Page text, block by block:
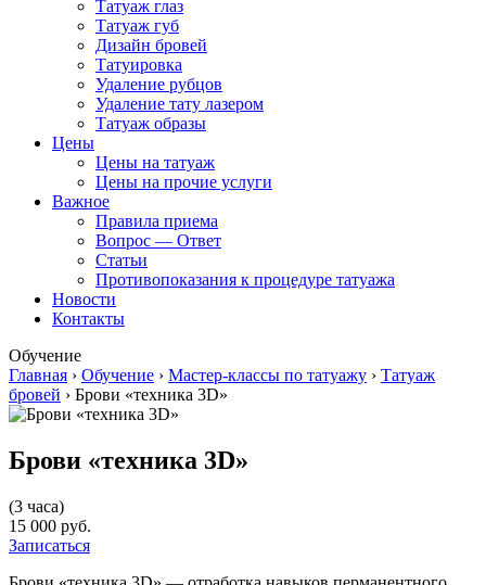
Татуаж глаз
Татуаж губ
Дизайн бровей
Татуировка
Удаление рубцов
Удаление тату лазером
Татуаж образы
Цены
Цены на татуаж
Цены на прочие услуги
Важное
Правила приема
Вопрос — Ответ
Статьи
Противопоказания к процедуре татуажа
Новости
Контакты
Обучение
Главная › Обучение › Мастер-классы по татуажу › Татуаж
бровей › Брови «техника 3D»
Брови «техника 3D»
(3 часа)
15 000 руб.
Записаться